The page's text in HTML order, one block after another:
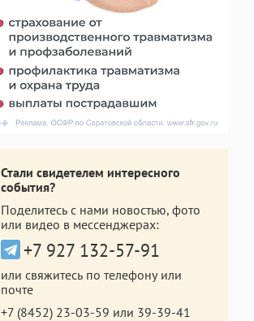
Стали свидетелем интересного
события?
Поделитесь с нами новостью, фото
или видео в мессенджерах:
+7 927 132-57-91
или свяжитесь по телефону или
почте
+7 (8452) 23-03-59 или 39-39-41